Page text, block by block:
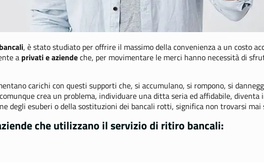
, è stato studiato per offrire il massimo della convenienza a un costo
a privati e aziendeche, per movimentare le merci hanno necessità di
carichi con questi supporti che,si accumulano, si rompono, si
crea un problema, individuare una ditta seria ed affidabile, diventa
degli esuberi o della sostituzioni dei bancali rotti, significa non trovarsi mai
che utilizzano il servizio di ritiro bancali: